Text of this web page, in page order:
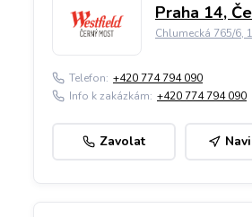
Praha 14,
Chlumecká 765/6,
Telefon: +420 774 794 090
Info k zakázkám: +420 774 794 090
Zavolat